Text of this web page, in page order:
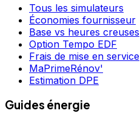
Tous les simulateurs
Économies fournisseur
Base vs heures creuses
Option Tempo EDF
Frais de mise en service
MaPrimeRénov'
Estimation DPE
Guides énergie